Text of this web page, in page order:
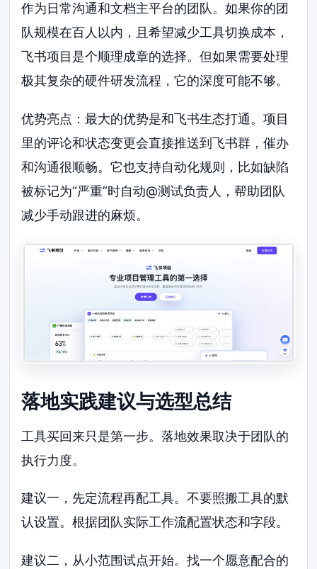
作为日常沟通和文档主平台的团队。如果你的团
队规模在百人以内，且希望减少工具切换成本，
飞书项目是个顺理成章的选择。但如果需要处理
极其复杂的硬件研发流程，它的深度可能不够。
优势亮点：最大的优势是和飞书生态打通。项目
里的评论和状态变更会直接推送到飞书群，催办
和沟通很顺畅。它也支持自动化规则，比如缺陷
被标记为“严重”时自动@测试负责人，帮助团队
减少手动跟进的麻烦。
落地实践建议与选型总结
工具买回来只是第一步。落地效果取决于团队的
执行力度。
建议一，先定流程再配工具。不要照搬工具的默
认设置。根据团队实际工作流配置状态和字段。
建议二，从小范围试点开始。找一个愿意配合的